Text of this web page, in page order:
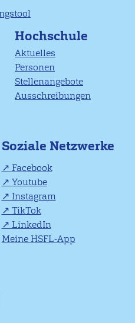
Hochschule
Aktuelles
Personen
Stellenangebote
Ausschreibungen
Soziale Netzwerke
Facebook
Youtube
Instagram
TikTok
LinkedIn
Meine HSFL-App